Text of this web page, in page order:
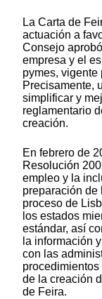
La Carta de
actuación a
Consejo
empresa y el
pymes, vigente
Precisamente,
simplificar y
reglamentario
creación.
En febrero de
Resolución
empleo y la
preparación de
proceso de
los estados
estándar, así
la información
con las
de la creación
de Feira.